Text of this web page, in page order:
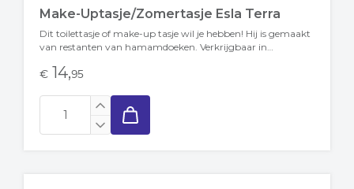
Make-Uptasje/zomertasje Esla Terra
Dit toilettasje of make-up tasje wil je hebben! Hij is gemaakt
van restanten van hamamdoeken. Verkrijgbaar in
€ 14,95